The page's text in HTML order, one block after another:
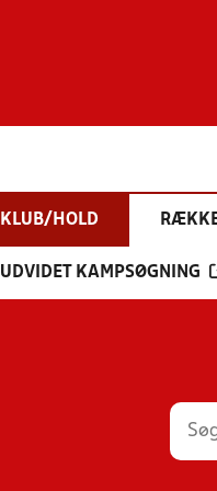
KLUB/HOLD
UDVIDET KAMPSØGNING